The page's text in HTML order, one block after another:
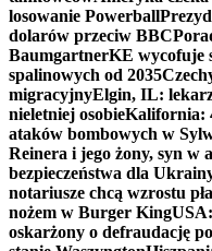
losowanie Powerball
dolarów przeciw BBC
BaumgartnerKE wycofuje
spalinowych od 2035
migracyjnyElgin, IL: lekarz
nieletniej osobieKalifornia:
ataków bombowych w
Reinera i jego żony, syn w
bezpieczeństwa dla
notariusze chcą wzrostu
nożem w Burger King
oskarżony o defraudację